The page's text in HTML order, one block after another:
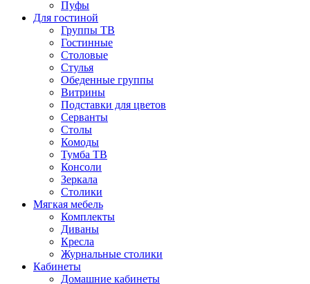
Пуфы
Для гостиной
Группы ТВ
Гостинные
Столовые
Стулья
Обеденные группы
Витрины
Подставки для цветов
Серванты
Столы
Комоды
Тумба ТВ
Консоли
Зеркала
Столики
Мягкая мебель
Комплекты
Диваны
Кресла
Журнальные столики
Кабинеты
Домашние кабинеты